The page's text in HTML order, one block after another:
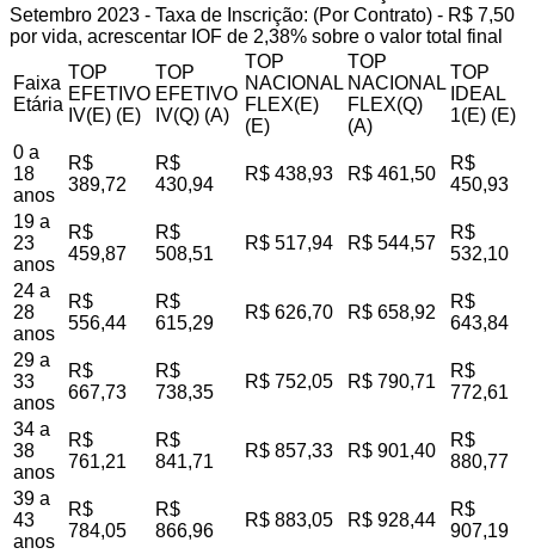
Setembro 2023 - Taxa de Inscrição: (Por Contrato) - R$ 7,50
por vida, acrescentar IOF de 2,38% sobre o valor total final
Faixa
Etária
TOP
EFETIVO
IV(E) (E)
TOP
EFETIVO
IV(Q) (A)
TOP
NACIONAL
FLEX(E)
(E)
TOP
NACIONAL
FLEX(Q)
(A)
TOP
IDEAL
1(E) (E)
0 a
18
anos
R$
389,72
R$
430,94
R$ 438,93 R$ 461,50
R$
450,93
19 a
23
anos
R$
459,87
R$
508,51
R$ 517,94 R$ 544,57
R$
532,10
24 a
28
anos
R$
556,44
R$
615,29
R$ 626,70 R$ 658,92
R$
643,84
29 a
33
anos
R$
667,73
R$
738,35
R$ 752,05 R$ 790,71
R$
772,61
34 a
38
anos
R$
761,21
R$
841,71
R$ 857,33 R$ 901,40
R$
880,77
39 a
43
anos
R$
784,05
R$
866,96
R$ 883,05 R$ 928,44
R$
907,19